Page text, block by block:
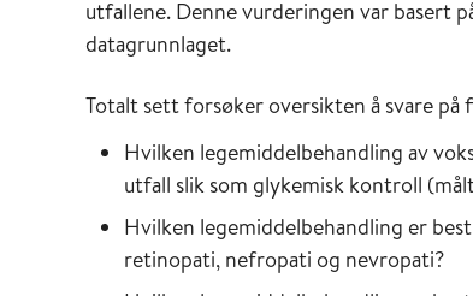
utfallene. Denne vurderingen var basert
datagrunnlaget.
Totalt sett forsøker oversikten å svare på
Hvilken legemiddelbehandling av
utfall slik som glykemisk kontroll
Hvilken legemiddelbehandling er
retinopati, nefropati og nevropati?